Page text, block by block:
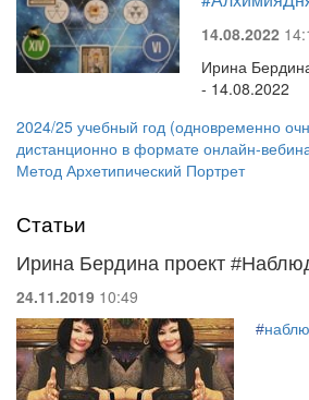
14.08.2022
Ирина
- 14.08.2022
2024/25 учебный год (одновременно
дистанционно в формате онлайн-
Метод Архетипический Портрет
Статьи
Ирина Бердина проект
24.11.2019 10:49
#